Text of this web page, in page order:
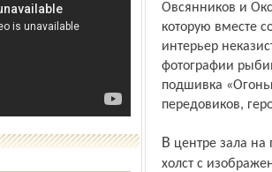
Овсянников и
которую вместе
интерьер
фотографии
подшивка
передовиков,
В центре зала на полу, словно на могильном камне, лежит изрядно потрепанный
холст с